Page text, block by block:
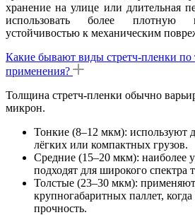
хранение на улице или длительная
использовать более
устойчивостью к механическим
Какие бывают виды стретч-пленки по
применения?
Толщина стретч-пленки обычно
микрон.
Тонкие (8–12 мкм): используют
лёгких или компактных грузов.
Средние (15–20 мкм): наиболее
подходят для широкого спектра
Толстые (23–30 мкм):
крупногабаритных паллет,
прочность.